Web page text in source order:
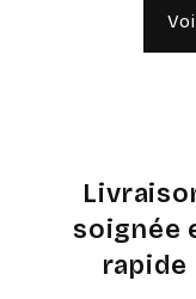
soignée
rapide